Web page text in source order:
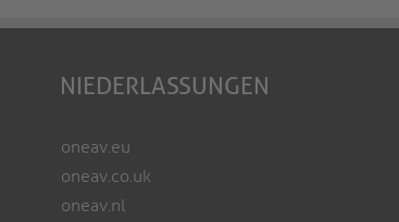
NIEDERLASSUNGEN
oneav.eu
oneav.co.uk
oneav.nl